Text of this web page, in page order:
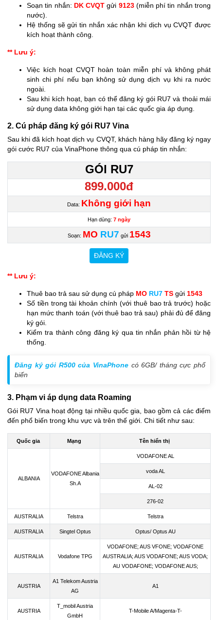
Soạn tin nhắn: DK CVQT gửi 9123(miễn phí tin nhắn trong
nước).
Hệ thống sẽ gửi tin nhắn xác nhận khi dịch vụ CVQT được
kích hoạt thành công.
** Lưu ý:
Việc kích hoạt CVQT hoàn toàn miễn phí và không phát
sinh chi phí nếu bạn không sử dụng dịch vụ khi ra nước
ngoài.
Sau khi kích hoạt, bạn có thể đăng ký gói RU7 và thoải mái
sử dụng data không giới hạn tại các quốc gia áp dụng.
2. Cú pháp đăng ký gói RU7 Vina
Sau khi đã kích hoạt dịch vụ CVQT, khách hàng hãy đăng ký ngay
gói cước RU7 của VinaPhone thông qua cú pháp tin nhắn:
GÓI RU7
899.000đ
Data: Không giới hạn
Hạn dùng: 7 ngày
Soạn: MO RU7 gửi 1543
ĐĂNG KÝ
** Lưu ý:
Thuê bao trả sau sử dụng cú pháp MO RU7 TS gửi 1543
Số tiền trong tài khoản chính (với thuê bao trả trước) hoặc
hạn mức thanh toán (với thuê bao trả sau) phải đủ để đăng
ký gói.
Kiểm tra thành công đăng ký qua tin nhắn phản hồi từ hệ
thống.
Đăng ký gói R500 của VinaPhone có 6GB/ tháng cực phổ
biến
3. Phạm vi áp dụng data Roaming
Gói RU7 Vina hoạt động tại nhiều quốc gia, bao gồm cả các điểm
đến phổ biến trong khu vực và trên thế giới. Chi tiết như sau:
Quốc gia Mạng Tên hiển thị
ALBANIA
VODAFONE Albania
Sh.A
VODAFONE AL
voda AL
AL-02
276-02
AUSTRALIA Telstra Telstra
AUSTRALIA Singtel Optus Optus/ Optus AU
AUSTRALIA Vodafone TPG
VODAFONE; AUS VFONE; VODAFONE
AUSTRALIA; AUS VODAFONE; AUS VODA;
AU VODAFONE; VODAFONE AUS;
AUSTRIA
A1 Telekom Austria
AG
A1
AUSTRIA
T_mobil Austria
GmbH
T-Mobile A/Magenta-T-